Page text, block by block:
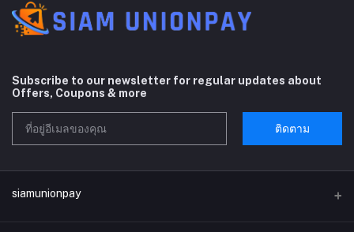
Subscribe to our newsletter for regular updates about
Offers, Coupons & more
ติดตาม
siamunionpay